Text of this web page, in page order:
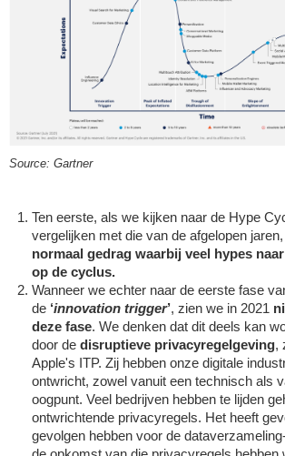
Source: Gartner
Ten eerste, als we kijken naar de Hype
normaal gedrag waarbij veel hypes
op de cyclus.
Wanneer we echter naar de eerste fase
de ‘innovation trigger’, zien we in 2021
deze fase. We denken dat dit deels kan
door de disruptieve privacyregelgeving,
Apple's ITP. Zij hebben onze digitale
ontwricht, zowel vanuit een technisch als
oogpunt. Veel bedrijven hebben te lijden
ontwrichtende privacyregels. Het heeft
gevolgen hebben voor de